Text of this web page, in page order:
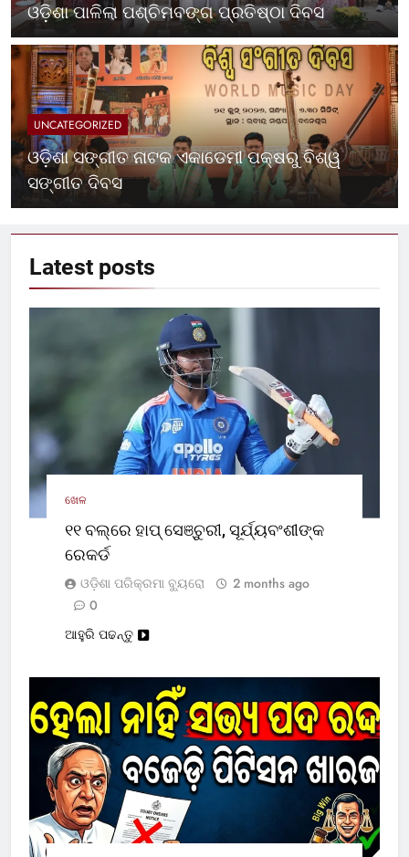
ଓଡ଼ିଶା ପାଳିଲା ପଶ୍ଚିମବଙ୍ଗ ପ୍ରତିଷ୍ଠା ଦିବସ
UNCATEGORIZED
ଓଡ଼ିଶା ସଙ୍ଗୀତ ନାଟକ ଏକାଡେମୀ ପକ୍ଷରୁ ବିଶ୍ୱ
ସଙ୍ଗୀତ ଦିବସ
Latest posts
ଖେଳ
୧୧ ବଲ୍‌ରେ ହାପ୍ ସେଞ୍ଚୁରୀ, ସୂର୍ଯ୍ୟବଂଶୀଙ୍କ
ରେକର୍ଡ
ଓଡ଼ିଶା ପରିକ୍ରମା ବ୍ୟୁରୋ
2 months ago
0
ଆହୁରି ପଢନ୍ତୁ